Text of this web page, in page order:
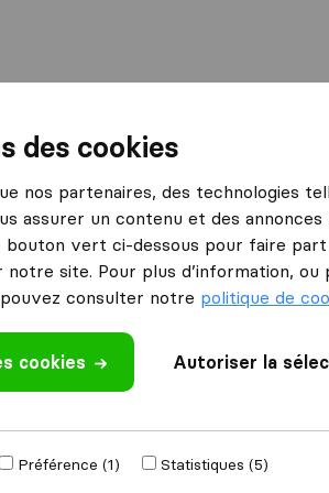
Sirelo
tout en
intégration
à plus de 700
des cookies
nos partenaires, des technologies
assurer un contenu et des
bouton vert ci-dessous pour faire
site. Pour plus d’information, ou
consulter notre politique de
cookies Autoriser la
Préférence (1)
Statistiques (5)